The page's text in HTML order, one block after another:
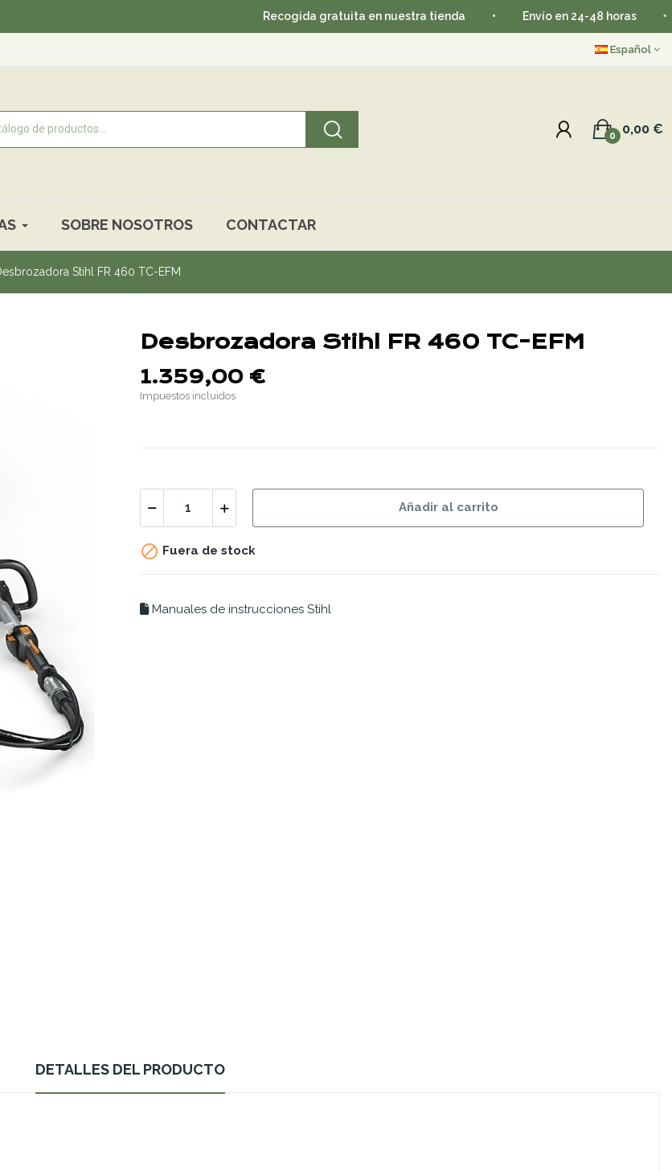
Recogida gratuita en nuestra tienda • Envío en 24-48 horas •
Español
0,00 €
0
SOBRE NOSOTROS CONTACTAR
Stihl FR 460 TC-EFM
Desbrozadora Stihl FR 460 TC-EFM
1.359,00 €
Impuestos incluidos
Añadir al carrito
 Fuera de stock
Manuales de instrucciones Stihl
DETALLES DEL PRODUCTO